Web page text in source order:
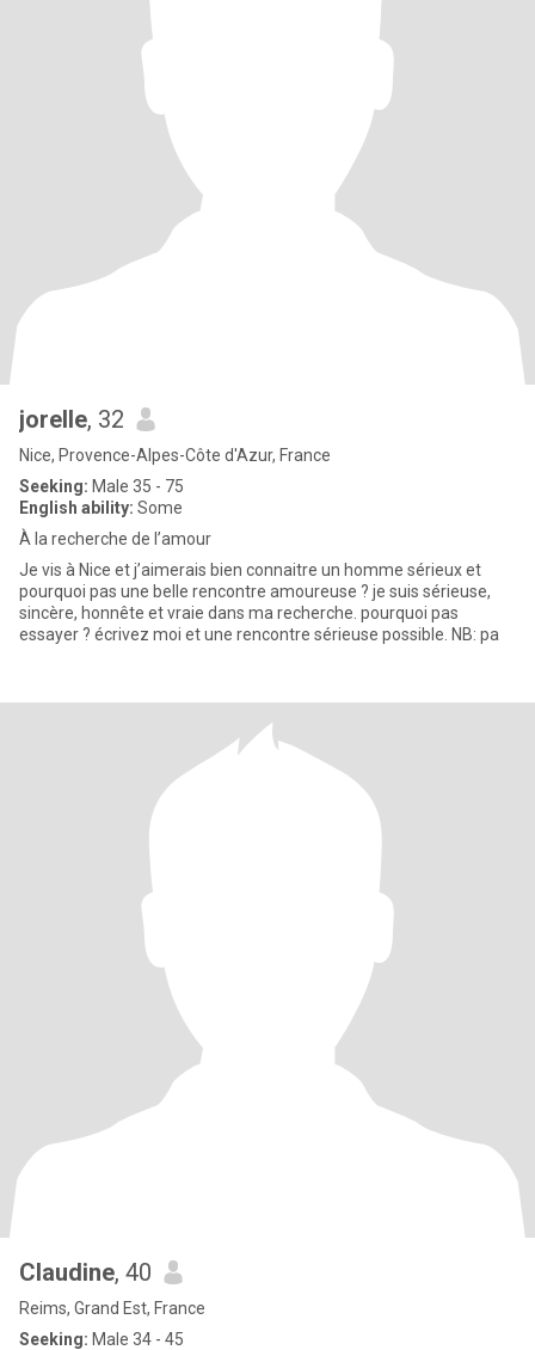
jorelle, 32
Nice, Provence-Alpes-Côte d'Azur, France
Seeking: Male 35 - 75
English ability: Some
À la recherche de l’amour
Je vis à Nice et j’aimerais bien connaitre un homme sérieux et
pourquoi pas une belle rencontre amoureuse ? je suis sérieuse,
sincère, honnête et vraie dans ma recherche. pourquoi pas
essayer ? écrivez moi et une rencontre sérieuse possible. NB: pa
Claudine, 40
Reims, Grand Est, France
Seeking: Male 34 - 45